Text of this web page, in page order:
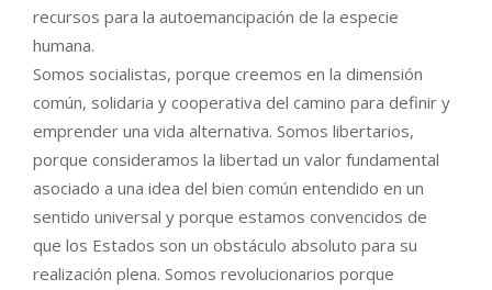
recursos para la autoemancipación de la especie
humana.
Somos socialistas, porque creemos en la dimensión
común, solidaria y cooperativa del camino para definir y
emprender una vida alternativa. Somos libertarios,
porque consideramos la libertad un valor fundamental
asociado a una idea del bien común entendido en un
sentido universal y porque estamos convencidos de
que los Estados son un obstáculo absoluto para su
realización plena. Somos revolucionarios porque